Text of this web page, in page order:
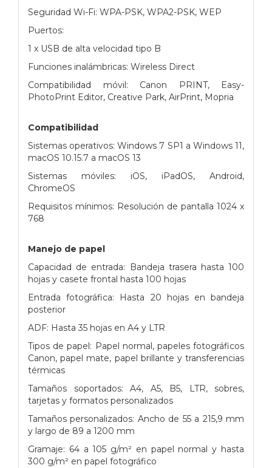
Seguridad Wi-Fi: WPA-PSK, WPA2-PSK, WEP
Puertos:
1 x USB de alta velocidad tipo B
Funciones inalámbricas: Wireless Direct
Compatibilidad móvil: Canon PRINT, Easy-
PhotoPrint Editor, Creative Park, AirPrint, Mopria
Compatibilidad
Sistemas operativos: Windows 7 SP1 a Windows 11,
macOS 10.15.7 a macOS 13
Sistemas móviles: iOS, iPadOS, Android,
ChromeOS
Requisitos mínimos: Resolución de pantalla 1024 x
768
Manejo de papel
Capacidad de entrada: Bandeja trasera hasta 100
hojas y casete frontal hasta 100 hojas
Entrada fotográfica: Hasta 20 hojas en bandeja
posterior
ADF: Hasta 35 hojas en A4 y LTR
Tipos de papel: Papel normal, papeles fotográficos
Canon, papel mate, papel brillante y transferencias
térmicas
Tamaños soportados: A4, A5, B5, LTR, sobres,
tarjetas y formatos personalizados
Tamaños personalizados: Ancho de 55 a 215,9 mm
y largo de 89 a 1200 mm
Gramaje: 64 a 105 g/m² en papel normal y hasta
300 g/m² en papel fotográfico